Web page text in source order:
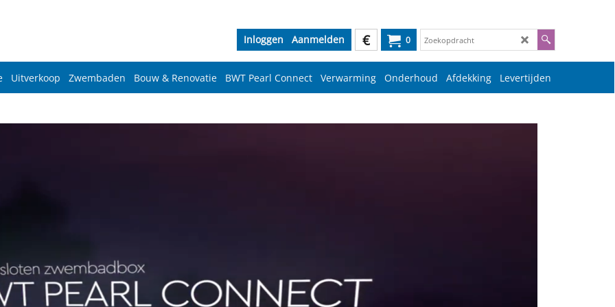
0
€
Inloggen Aanmelden
Uitverkoop Zwembaden Bouw & Renovatie BWT Pearl Connect Verwarming Onderhoud Afdekking Levertijden